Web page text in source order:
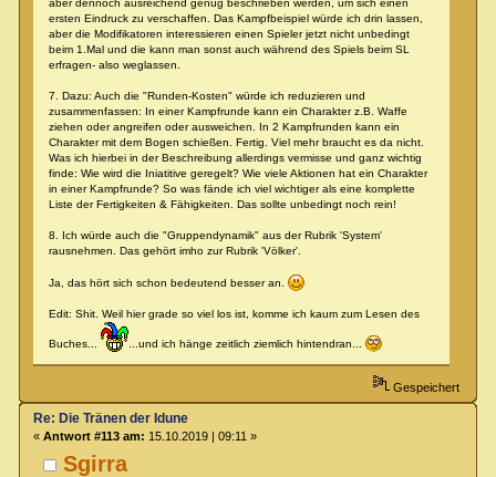
aber dennoch ausreichend genug beschrieben werden, um sich einen
ersten Eindruck zu verschaffen. Das Kampfbeispiel würde ich drin lassen,
aber die Modifikatoren interessieren einen Spieler jetzt nicht unbedingt
beim 1.Mal und die kann man sonst auch während des Spiels beim SL
erfragen- also weglassen.
7. Dazu: Auch die "Runden-Kosten" würde ich reduzieren und
zusammenfassen: In einer Kampfrunde kann ein Charakter z.B. Waffe
ziehen oder angreifen oder ausweichen. In 2 Kampfrunden kann ein
Charakter mit dem Bogen schießen. Fertig. Viel mehr braucht es da nicht.
Was ich hierbei in der Beschreibung allerdings vermisse und ganz wichtig
finde: Wie wird die Iniatitive geregelt? Wie viele Aktionen hat ein Charakter
in einer Kampfrunde? So was fände ich viel wichtiger als eine komplette
Liste der Fertigkeiten & Fähigkeiten. Das sollte unbedingt noch rein!
8. Ich würde auch die "Gruppendynamik" aus der Rubrik 'System'
rausnehmen. Das gehört imho zur Rubrik 'Völker'.
Ja, das hört sich schon bedeutend besser an.
Edit: Shit. Weil hier grade so viel los ist, komme ich kaum zum Lesen des
Buches... ...und ich hänge zeitlich ziemlich hintendran...
Gespeichert
Sgirra
Re: Die Tränen der Idune
« Antwort #113 am: 15.10.2019 | 09:11 »